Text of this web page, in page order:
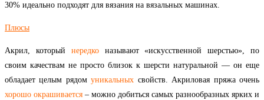
30% идеально подходят для вязания на вязальных машинах.
Плюсы
Акрил, который нередконазывают «искусственной шерстью», по
своим качествам не просто близок к шерсти натуральной — он еще
обладает целым рядомуникальных свойств. Акриловая пряжа очень
хорошо окрашивается – можно добиться самых разнообразных ярких и